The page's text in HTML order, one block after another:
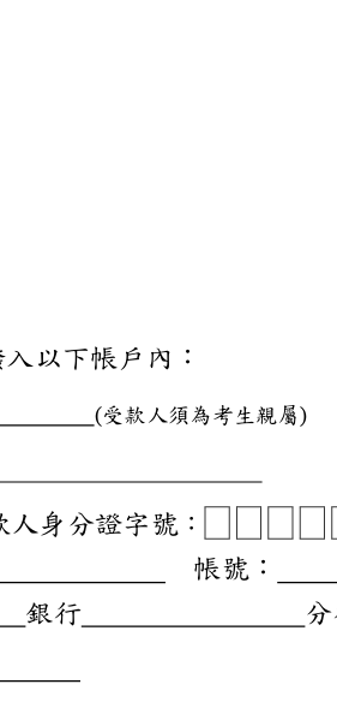
查資料
費時將款項
關係：
(受款人須為
)
由：
款人身分證字
：
帳號：
銀行